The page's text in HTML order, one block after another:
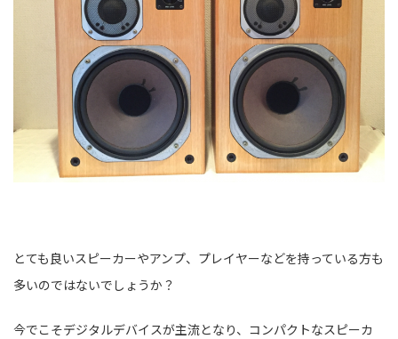
とても良いスピーカーやアンプ、プレイヤーなどを持っている方も
多いのではないでしょうか？
今でこそデジタルデバイスが主流となり、コンパクトなスピーカ